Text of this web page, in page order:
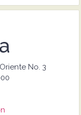
No. 3